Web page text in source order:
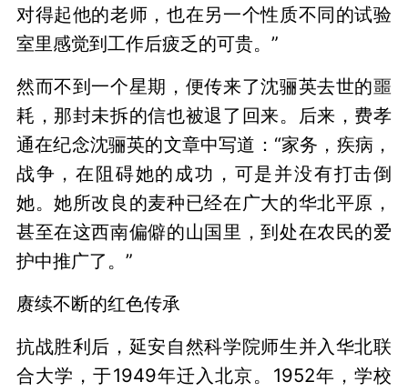
对得起他的老师，也在另一个性质不同的试验
室里感觉到工作后疲乏的可贵。”
然而不到一个星期，便传来了沈骊英去世的噩
耗，那封未拆的信也被退了回来。后来，费孝
通在纪念沈骊英的文章中写道：“家务，疾病，
战争，在阻碍她的成功，可是并没有打击倒
她。她所改良的麦种已经在广大的华北平原，
甚至在这西南偏僻的山国里，到处在农民的爱
护中推广了。”
赓续不断的红色传承
抗战胜利后，延安自然科学院师生并入华北联
合大学，于1949年迁入北京。1952年，学校